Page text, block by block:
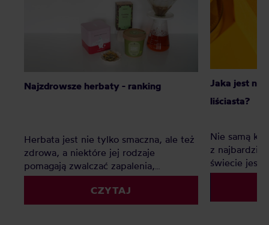
Najzdrowsze herbaty - ranking
Herbata jest nie tylko smaczna, ale też
zdrowa, a niektóre jej rodzaje
pomagają zwalczać zapalenia,
poprawiają metabolizm i funkcje
mózgu. Jakie są najzdrowsze herbaty?
Ranking pozwoli Wam wybrać
CZYTAJ
Jaka jest
liściasta?
Nie samą
z
świecie jest
Ten ranking